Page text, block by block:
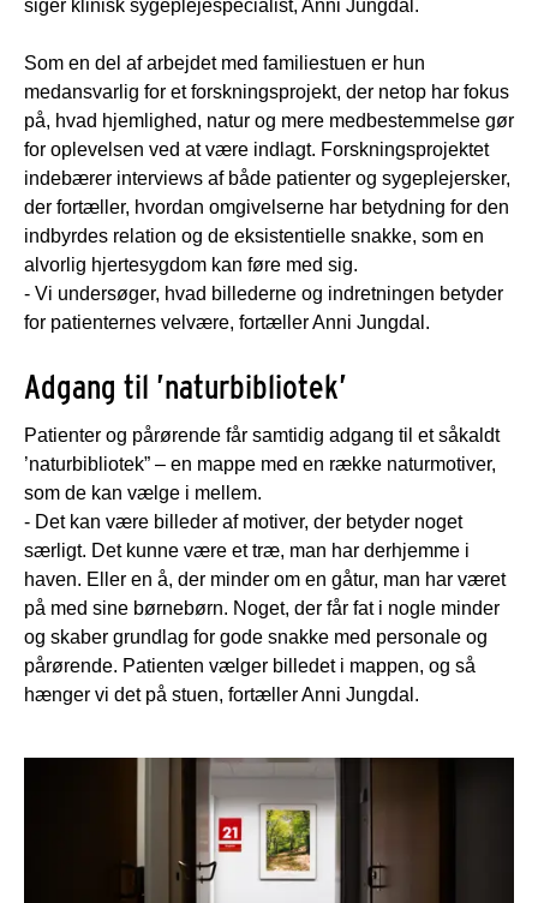
siger klinisk sygeplejespecialist, Anni Jungdal.
Som en del af arbejdet med familiestuen er hun
medansvarlig for et forskningsprojekt, der netop har fokus
på, hvad hjemlighed, natur og mere medbestemmelse gør
for oplevelsen ved at være indlagt. Forskningsprojektet
indebærer interviews af både patienter og sygeplejersker,
der fortæller, hvordan omgivelserne har betydning for den
indbyrdes relation og de eksistentielle snakke, som en
alvorlig hjertesygdom kan føre med sig.
- Vi undersøger, hvad billederne og indretningen betyder
for patienternes velvære, fortæller Anni Jungdal.
Adgang til ’naturbibliotek’
Patienter og pårørende får samtidig adgang til et såkaldt
’naturbibliotek” – en mappe med en række naturmotiver,
som de kan vælge i mellem.
- Det kan være billeder af motiver, der betyder noget
særligt. Det kunne være et træ, man har derhjemme i
haven. Eller en å, der minder om en gåtur, man har været
på med sine børnebørn. Noget, der får fat i nogle minder
og skaber grundlag for gode snakke med personale og
pårørende. Patienten vælger billedet i mappen, og så
hænger vi det på stuen, fortæller Anni Jungdal.